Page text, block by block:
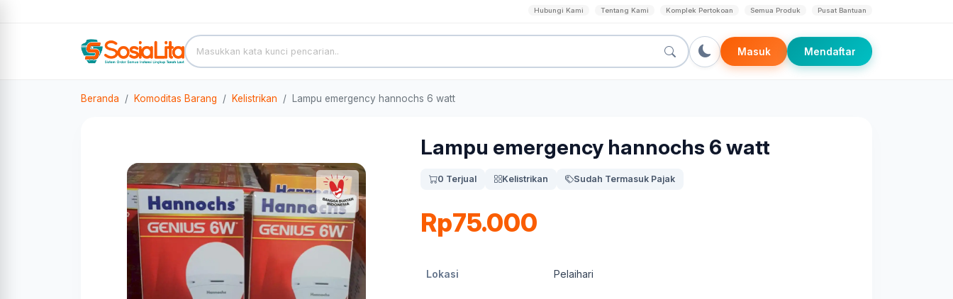
Hubungi Kami Tentang Kami Komplek Pertokoan Semua Produk Pusat Bantuan
Masuk Mendaftar
Beranda Komoditas Barang Kelistrikan Lampu emergency hannochs 6 watt
Lampu emergency hannochs 6 watt
0 Terjual Kelistrikan Sudah Termasuk Pajak
Rp75.000
Lokasi Pelaihari